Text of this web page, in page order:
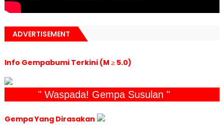
ADVERTISEMENT
Info Gempabumi Terkini (M ≥ 5.0)
" Waspada! Gempa Susulan "
Gempa Yang Dirasakan